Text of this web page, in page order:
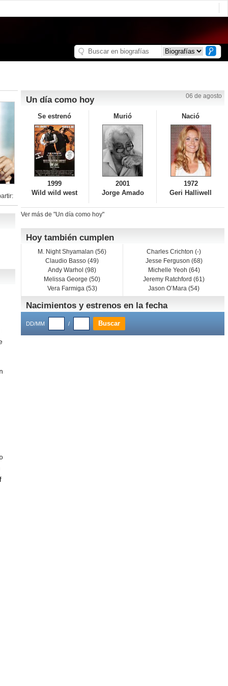
Un día como hoy 06 de agosto
Se estrenó
1999
Wild wild west
Murió
2001
Jorge Amado
Nació
1972
Geri Halliwell
Ver más de "Un día como hoy"
Hoy también cumplen
M. Night Shyamalan (56)
Claudio Basso (49)
Andy Warhol (98)
Melissa George (50)
Vera Farmiga (53)
Charles Crichton (-)
Jesse Ferguson (68)
Michelle Yeoh (64)
Jeremy Ratchford (61)
Jason O’Mara (54)
Nacimientos y estrenos en la fecha
DD/MM /